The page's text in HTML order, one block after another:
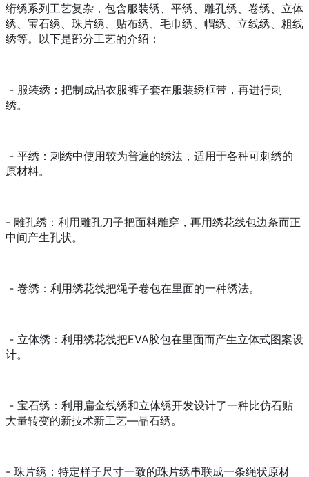
绗绣系列工艺复杂，包含服装绣、平绣、雕孔绣、卷绣、立体
绣、宝石绣、珠片绣、贴布绣、毛巾绣、帽绣、立线绣、粗线
绣等。以下是部分工艺的介绍 ：
- 服装绣：把制成品衣服裤子套在服装绣框带，再进行刺
绣。
- 平绣：刺绣中使用较为普遍的绣法，适用于各种可刺绣的
原材料。
- 雕孔绣：利用雕孔刀子把面料雕穿，再用绣花线包边条而正
中间产生孔状。
- 卷绣：利用绣花线把绳子卷包在里面的一种绣法。
- 立体绣：利用绣花线把EVA胶包在里面而产生立体式图案设
计。
- 宝石绣：利用扁金线绣和立体绣开发设计了一种比仿石贴
大量转变的新技术新工艺—晶石绣。
- 珠片绣：特定样子尺寸一致的珠片绣串联成一条绳状原材